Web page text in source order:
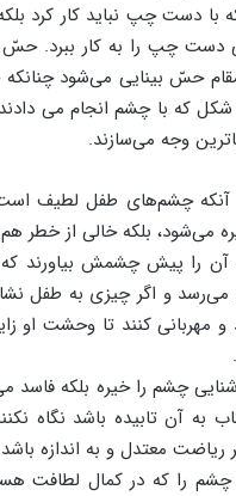
با دست چپ نباید کار کرد
دست چپ را به کار ببرد.
حسّ بینایی می‌شود
که با چشم انجام می
وجه می‌سازند.
آنکه چشم‌های طفل لطیف
بلکه خالی از خطر هم
را پیش چشمش بیاورند که
و اگر چیزی به طفل
کنند تا وحشت او
چشم را خیره بلکه
آن تابیده باشد نگاه
ریاضت معتدل و به اندازه
چشم را که در کمال لطافت